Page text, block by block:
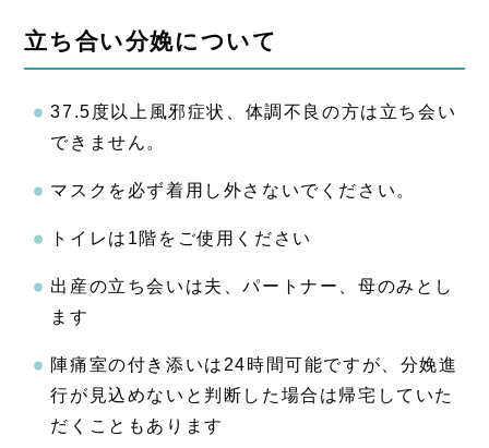
立ち合い分娩について
37.5度以上風邪症状、体調不良の方は立ち会い
できません。
マスクを必ず着用し外さないでください。
トイレは1階をご使用ください
出産の立ち会いは夫、パートナー、母のみとし
ます
陣痛室の付き添いは24時間可能ですが、分娩進
行が見込めないと判断した場合は帰宅していた
だくこともあります